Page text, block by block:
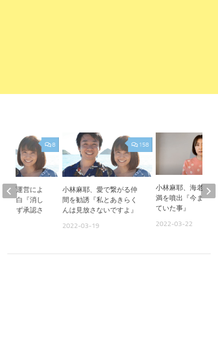
158
小林麻耶、愛で繋がる仲
間を勧誘『私とあきらく
んは見放さないですよ』
2022-03-19
小林麻耶、海老蔵
満を噴出『今まで
ていた事』
2022-03-22
8
グ運営によ
を告白『消し
わらず承認さ